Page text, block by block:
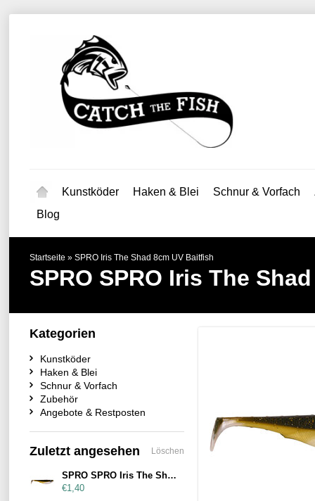
Kunstköder Haken & Blei Schnur & Vorfach
Blog
Startseite » SPRO Iris The Shad 8cm UV Baitfish
SPRO SPRO Iris The
Kategorien
Kunstköder
Haken & Blei
Schnur & Vorfach
Zubehör
Angebote & Restposten
Zuletzt angesehen Löschen
SPRO SPRO Iris The Shad 8cm UV Baitfish
€1,40